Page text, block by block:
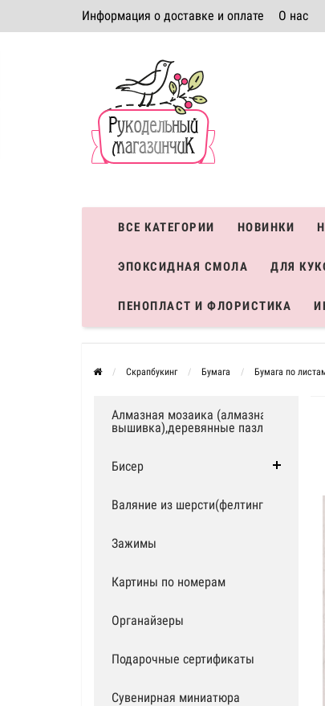
Информация о доставке и оплате О нас
Система скидок
ВСЕ КАТЕГОРИИ НОВИНКИ
ЭПОКСИДНАЯ СМОЛА ДЛЯ
ПЕНОПЛАСТ И ФЛОРИСТИКА
Скрапбукинг Бумага Бумага по
Алмазная мозаика (алмазная
вышивка),деревянные пазлы
Бисер
Валяние из шерсти(фелтинг)
Зажимы
Картины по номерам
Органайзеры
Подарочные сертификаты
Сувенирная миниатюра